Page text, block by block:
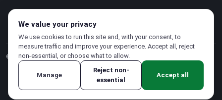
© 2026 CloudSigma Holding AG.Tous droits réservés
Politique de confidentialité·Conditions d'utilisation
We value your privacy
We use cookies to run this site and, with your consent, to
measure traffic and improve your experience. Accept all, reject
non-essential, or choose what to allow.
Manage
Reject non-
essential
Accept all